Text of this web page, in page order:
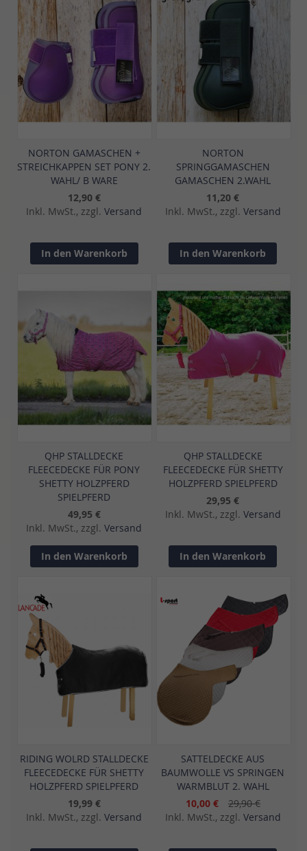
NORTON GAMASCHEN +
STREICHKAPPEN SET PONY 2.
WAHL/ B WARE
12,90 €
Inkl. MwSt., zzgl. Versand
In den Warenkorb
NORTON
SPRINGGAMASCHEN
GAMASCHEN 2.WAHL
11,20 €
Inkl. MwSt., zzgl. Versand
In den Warenkorb
QHP STALLDECKE
FLEECEDECKE FÜR PONY
SHETTY HOLZPFERD
SPIELPFERD
49,95 €
Inkl. MwSt., zzgl. Versand
In den Warenkorb
QHP STALLDECKE
FLEECEDECKE FÜR SHETTY
HOLZPFERD SPIELPFERD
29,95 €
Inkl. MwSt., zzgl. Versand
In den Warenkorb
RIDING WOLRD STALLDECKE
FLEECEDECKE FÜR SHETTY
HOLZPFERD SPIELPFERD
19,99 €
Inkl. MwSt., zzgl. Versand
SATTELDECKE AUS
BAUMWOLLE VS SPRINGEN
WARMBLUT 2. WAHL
10,00 €
29,90 €
Inkl. MwSt., zzgl. Versand